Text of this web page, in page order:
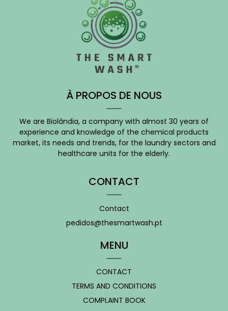
À PROPOS DE NOUS
We are Biolândia, a company with almost 30 years of
experience and knowledge of the chemical products
market, its needs and trends, for the laundry sectors and
healthcare units for the elderly.
CONTACT
Contact
pedidos@thesmartwash.pt
MENU
CONTACT
TERMS AND CONDITIONS
COMPLAINT BOOK